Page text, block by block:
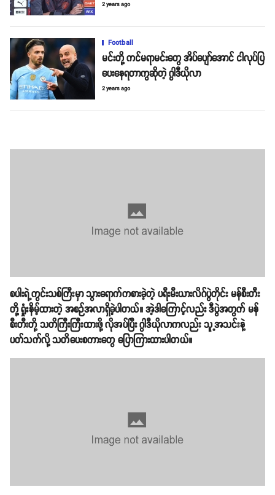
2 years ago
Football
မင်းတို့ ကင်မရာမင်းတွေ အိပ်ပျော်အောင် ငါလုပ်ပြ
ပေးနေရတာကွဆိုတဲ့ ဂွါဒီယိုလာ
2 years ago
စပါးရဲ့ကွင်းသစ်ကြီးမှာ သွားရောက်ကစားခဲ့တဲ့ ပရီးမီးယားလိဂ်ပွဲတိုင်း မန်စီးတီး
တို့ ရှုံးနိမ့်ထားတဲ့ အစဉ်အလာရှိခဲ့ပါတယ်။ အဲ့ဒါကြောင့်လည်း ဒီပွဲအတွက် မန်
စီးတီးတို့ သတိကြီးကြီးထားဖို့ လိုအပ်ပြီး ဂွါဒီယိုလာကလည်း သူ့အသင်းနဲ့
ပတ်သက်လို့ သတိပေးစကားတွေ ပြောကြားထားပါတယ်။